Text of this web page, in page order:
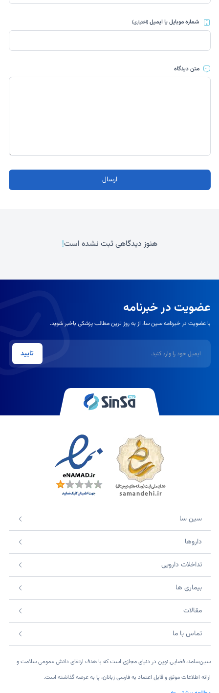
شماره موبایل یا ایمیل(اختیاری)
متن دیدگاه
ارسال
هنوز دیدگاهی ثبت نشده است!
عضویت در خبرنامه
با عضویت در خبرنامه سین سا، از به روز ترین مطالب پزشکی باخبر شوید.
تایید
سین سا
داروها
تداخلات دارویی
بیماری ها
مقالات
تماس با ما
سین‌سامد، فضایی نوین در دنیای مجازی است که با هدف ارتقای دانش عمومی سلامت و
ارائه اطلاعات موثق و قابل اعتماد به فارسی زبانان، پا به عرصه گذاشته است.